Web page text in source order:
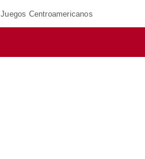
Juegos Centroamericanos